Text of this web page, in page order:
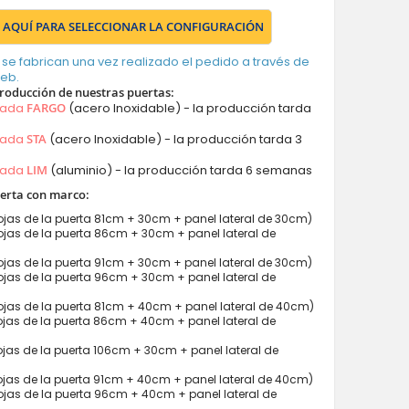
PARA SELECCIONAR LA CONFIGURACIÓN
se fabrican una vez realizado el pedido a través de
de nuestras puertas:
FARGO (acero Inoxidable) - la producción tarda
STA (acero Inoxidable) - la producción tarda 3
LIM (aluminio) - la producción tarda 6 semanas
con marco:
de la puerta 81cm + 30cm + panel lateral de 30cm)
de la puerta 86cm + 30cm + panel lateral de
de la puerta 91cm + 30cm + panel lateral de 30cm)
de la puerta 96cm + 30cm + panel lateral de
de la puerta 81cm + 40cm + panel lateral de 40cm)
de la puerta 86cm + 40cm + panel lateral de
de la puerta 106cm + 30cm + panel lateral de
de la puerta 91cm + 40cm + panel lateral de 40cm)
de la puerta 96cm + 40cm + panel lateral de